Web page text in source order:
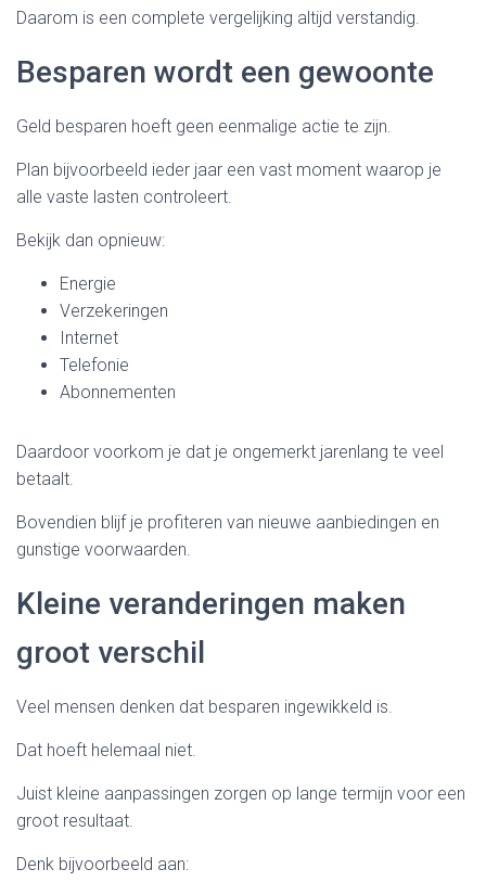
Daarom is een complete vergelijking altijd verstandig.
Besparen wordt een gewoonte
Geld besparen hoeft geen eenmalige actie te zijn.
Plan bijvoorbeeld ieder jaar een vast moment waarop je
alle vaste lasten controleert.
Bekijk dan opnieuw:
Energie
Verzekeringen
Internet
Telefonie
Abonnementen
Daardoor voorkom je dat je ongemerkt jarenlang te veel
betaalt.
Bovendien blijf je profiteren van nieuwe aanbiedingen en
gunstige voorwaarden.
Kleine veranderingen maken
groot verschil
Veel mensen denken dat besparen ingewikkeld is.
Dat hoeft helemaal niet.
Juist kleine aanpassingen zorgen op lange termijn voor een
groot resultaat.
Denk bijvoorbeeld aan: